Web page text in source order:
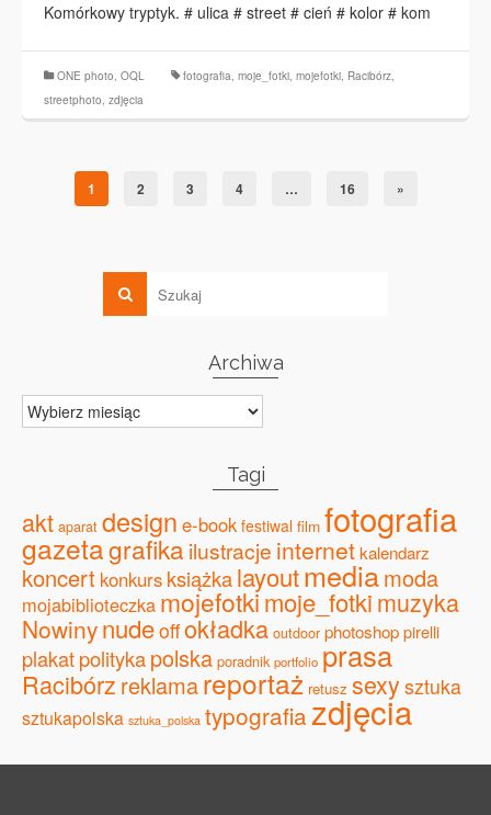
Komórkowy tryptyk. # ulica # street # cień # kolor # kom
ONE photo, OQL fotografia, moje_fotki, mojefotki, Racibórz,
streetphoto, zdjęcia
1 2 3 4 … 16 »
Archiwa
Archiwa
Tagi
akt aparat design e-book festiwal film fotografia
gazetagrafikailustracje internetkalendarz
koncert konkurs książkalayoutmediamoda
mojabiblioteczka mojefotkimoje_fotkimuzyka
Nowinynudeoffokładka outdoor photoshoppirelli
plakatpolitykapolska poradnik portfolio prasa
Racibórz reklamareportaż retusz sexy sztuka
sztukapolska sztuka_polska typografia zdjęcia